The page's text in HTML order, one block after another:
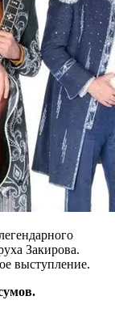
Закирова.
выступление.